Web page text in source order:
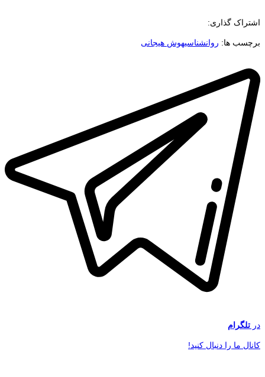
اشتراک گذاری:
برچسب ها: روانشناسیهوش هیجانی
در تلگرام
کانال ما را دنبال کنید!